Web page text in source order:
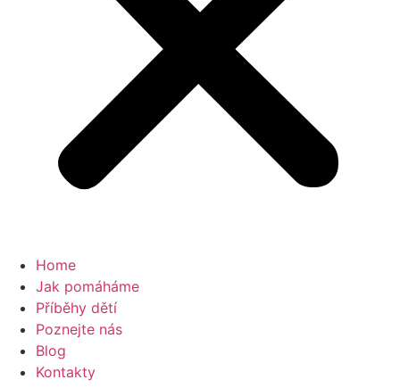
Home
Jak pomáháme
Příběhy dětí
Poznejte nás
Blog
Kontakty